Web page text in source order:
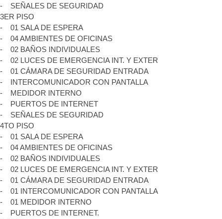
- SEÑALES DE SEGURIDAD
3ER PISO
- 01 SALA DE ESPERA
- 04 AMBIENTES DE OFICINAS
- 02 BAÑOS INDIVIDUALES
- 02 LUCES DE EMERGENCIA INT. Y EXTER
- 01 CÁMARA DE SEGURIDAD ENTRADA
- INTERCOMUNICADOR CON PANTALLA
- MEDIDOR INTERNO
- PUERTOS DE INTERNET
- SEÑALES DE SEGURIDAD
4TO PISO
- 01 SALA DE ESPERA
- 04 AMBIENTES DE OFICINAS
- 02 BAÑOS INDIVIDUALES
- 02 LUCES DE EMERGENCIA INT. Y EXTER
- 01 CÁMARA DE SEGURIDAD ENTRADA
- 01 INTERCOMUNICADOR CON PANTALLA
- 01 MEDIDOR INTERNO
- PUERTOS DE INTERNET.